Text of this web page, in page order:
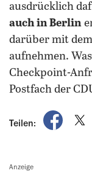
ausdrücklich
auch in Berlin
darüber mit
aufnehmen.
Checkpoint-
Postfach der
Teilen:
auf
Anzeige